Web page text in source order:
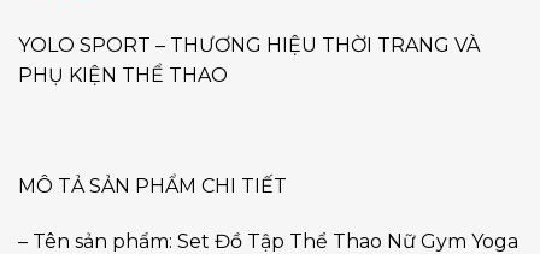
YOLO SPORT – THƯƠNG HIỆU THỜI TRANG VÀ
PHỤ KIỆN THỂ THAO
MÔ TẢ SẢN PHẨM CHI TIẾT
– Tên sản phẩm: Set Đồ Tập Thể Thao Nữ Gym Yoga